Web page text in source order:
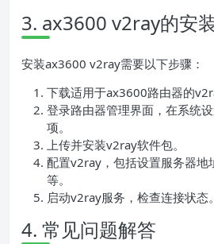
3. ax3600 v2ray的安
安装ax3600 v2ray需要以下步骤：
下载适用于ax3600路由器的
登录路由器管理界面，在系统
项。
上传并安装v2ray软件包。
配置v2ray，包括设置服务器地
等。
启动v2ray服务，检查连接状态。
4. 常见问题解答